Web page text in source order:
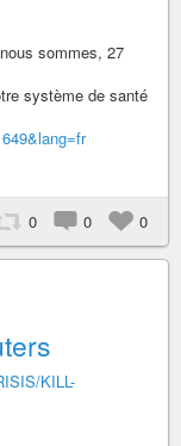
sommes, 27
système de santé
0 0 0
KILL-